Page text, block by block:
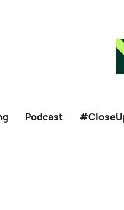
Podcast